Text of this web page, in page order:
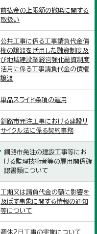
前払金の上限額の撤廃に関する
取扱い
公共工事に係る工事請負代金債
権の譲渡を活用した融資制度及
び地域建設業経営強化融資制度
活用に係る工事請負代金の債権
譲渡
単品スライド条項の運用
釧路市発注工事における建設リ
サイクル法に係る契約事務
釧路市発注の建設工事等にお
ける監理技術者等の雇用関係確
認書類について
工期又は請負代金の額に影響を
及ぼす事象に関する情報の通知
等について
週休2日工事の実施について